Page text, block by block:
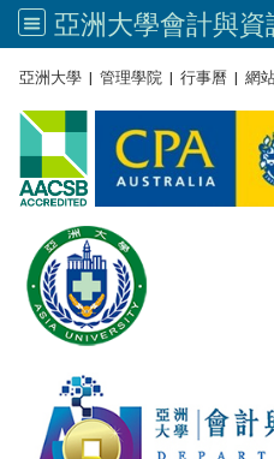
亞洲大學 | 管理學院 | 行事曆 | 網